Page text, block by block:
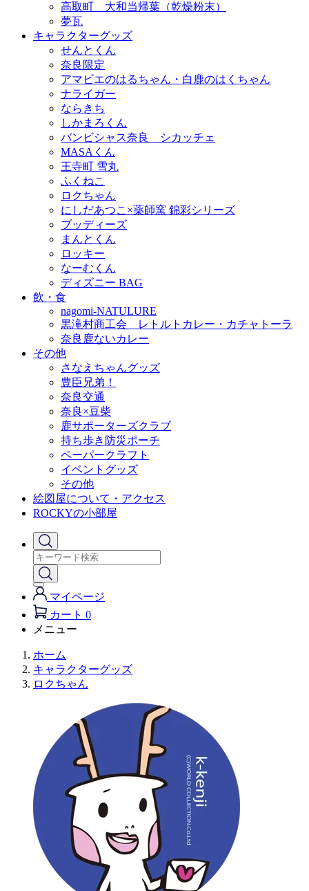
高取町 大和当帰葉（乾燥粉末）
夢瓦
キャラクターグッズ
せんとくん
奈良限定
アマビエのはるちゃん・白鹿のはくちゃん
ナライガー
ならきち
しかまろくん
バンビシャス奈良 シカッチェ
MASAくん
王寺町 雪丸
ふくねこ
ロクちゃん
にしだあつこ×薬師窯 錦彩シリーズ
ブッディーズ
まんとくん
ロッキー
なーむくん
ディズニー BAG
飲・食
nagomi-NATULURE
黒滝村商工会 レトルトカレー・カチャトーラ
奈良鹿ないカレー
その他
さなえちゃんグッズ
豊臣兄弟！
奈良交通
奈良×豆柴
鹿サポーターズクラブ
持ち歩き防災ポーチ
ペーパークラフト
イベントグッズ
その他
絵図屋について・アクセス
ROCKYの小部屋
マイページ
カート 0
メニュー
ホーム
キャラクターグッズ
ロクちゃん